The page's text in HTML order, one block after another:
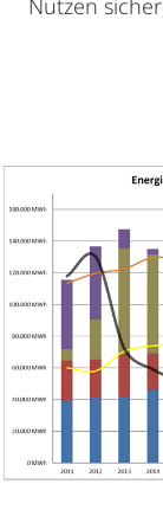
Nutzen